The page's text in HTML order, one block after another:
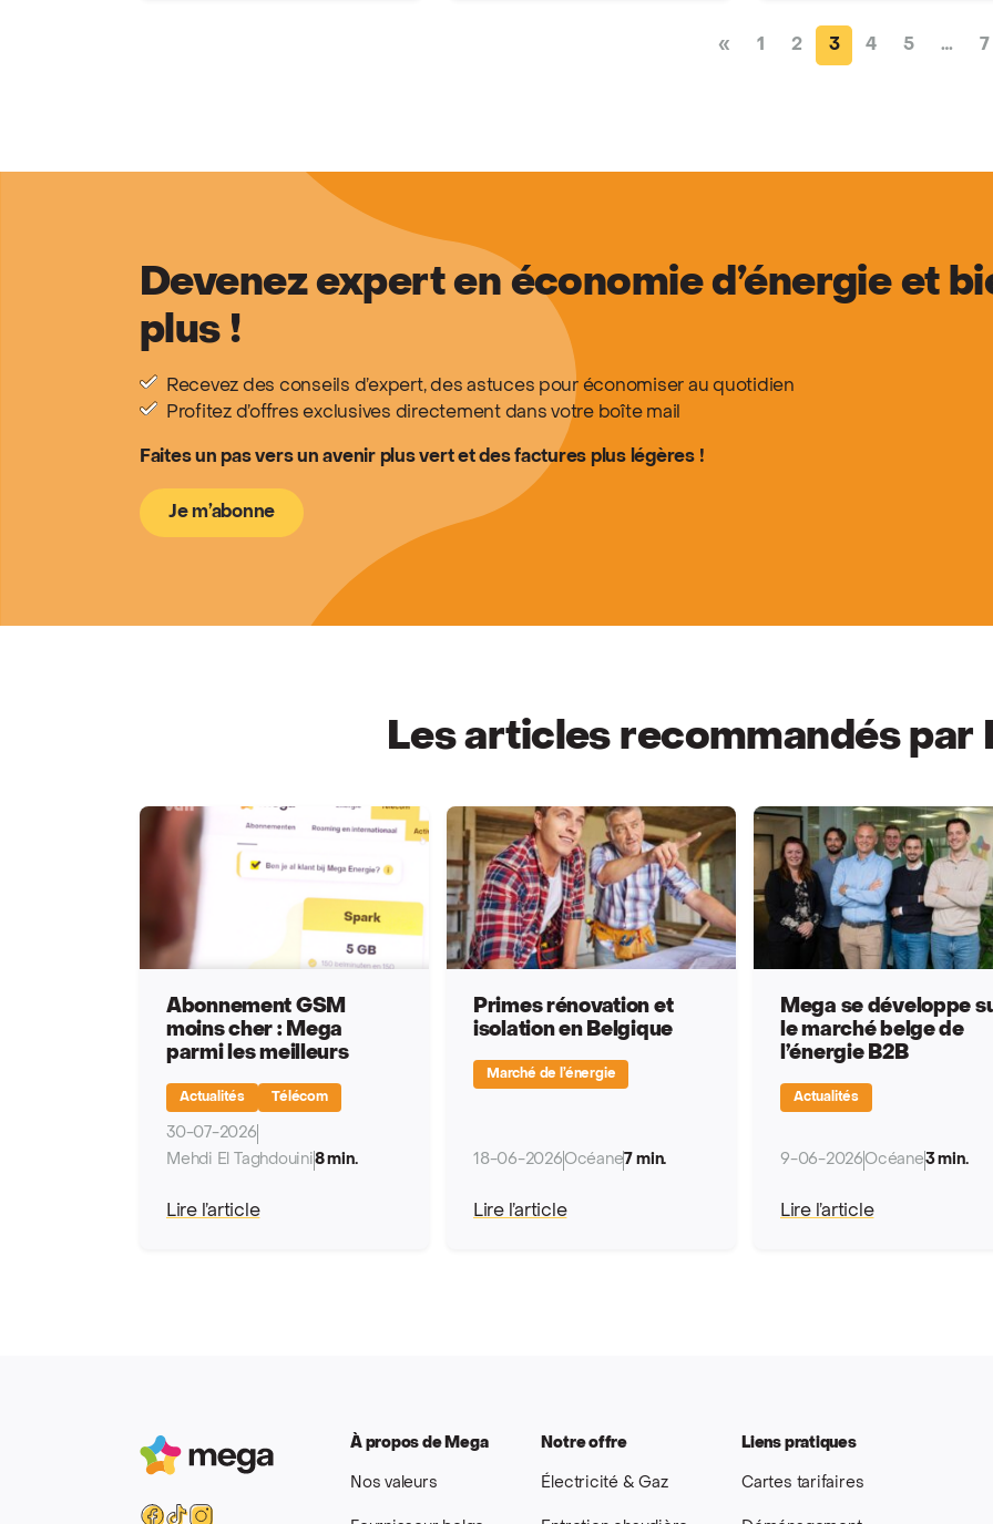
Posts navigation
« 1 2 3 4 5 … 7
Devenez expert en économie d’énergie et
plus !
Recevez des conseils d’expert, des astuces pour économiser au quotidien
Profitez d’offres exclusives directement dans votre boîte mail
Faites un pas vers un avenir plus vert et des factures plus légères !
Je m’abonne
Les articles recommandés par
Abonnement GSM
moins cher : Mega
parmi les meilleurs
Actualités Télécom
30-07-2026
Mehdi El Taghdouini8 min.
Lire l’article
Primes rénovation et
isolation en Belgique
Marché de l’énergie
18-06-2026Océane7 min.
Lire l’article
Mega se développe
le marché belge de
l’énergie B2B
Actualités
9-06-2026Océane3 min.
Lire l’article
Mega
Facebook
Tiktok
Instagram
À propos de Mega
Nos valeurs
Notre offre
Électricité & Gaz
Liens pratiques
Cartes tarifaires